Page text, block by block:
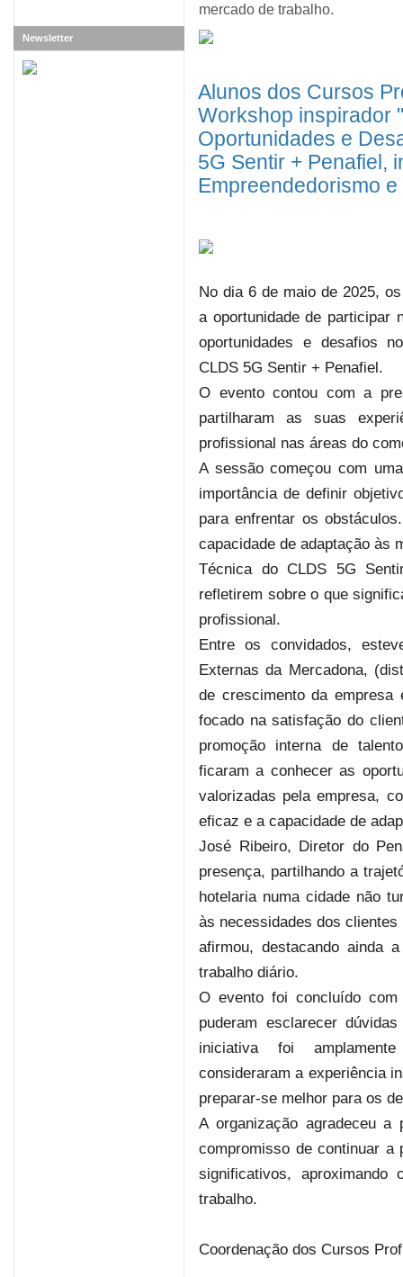
mercado de trabalho.
Alunos dos Cursos
Workshop inspirador
Oportunidades e
5G Sentir + Penafiel,
Empreendedorismo
No dia 6 de maio de 2025,
a oportunidade de participar
oportunidades e desafios
CLDS 5G Sentir + Penafiel.
O evento contou com a
partilharam as suas
profissional nas áreas do
A sessão começou com
importância de definir
para enfrentar os
capacidade de adaptação às
Técnica do CLDS 5G
refletirem sobre o que
profissional.
Entre os convidados,
Externas da Mercadona,
de crescimento da
focado na satisfação do
promoção interna de
ficaram a conhecer as
valorizadas pela empresa,
eficaz e a capacidade de
José Ribeiro, Diretor do
presença, partilhando a
hotelaria numa cidade não
às necessidades dos
afirmou, destacando ainda
trabalho diário.
O evento foi concluído
puderam esclarecer
iniciativa foi
consideraram a experiência
preparar-se melhor para os
A organização agradeceu
compromisso de continuar a
significativos,
trabalho.
Coordenação dos Cursos
Newsletter